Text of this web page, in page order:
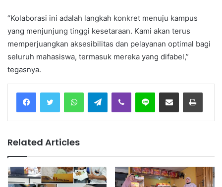
“Kolaborasi ini adalah langkah konkret menuju kampus
yang menjunjung tinggi kesetaraan. Kami akan terus
memperjuangkan aksesibilitas dan pelayanan optimal bagi
seluruh mahasiswa, termasuk mereka yang difabel,”
tegasnya.
Telegram
Related Articles